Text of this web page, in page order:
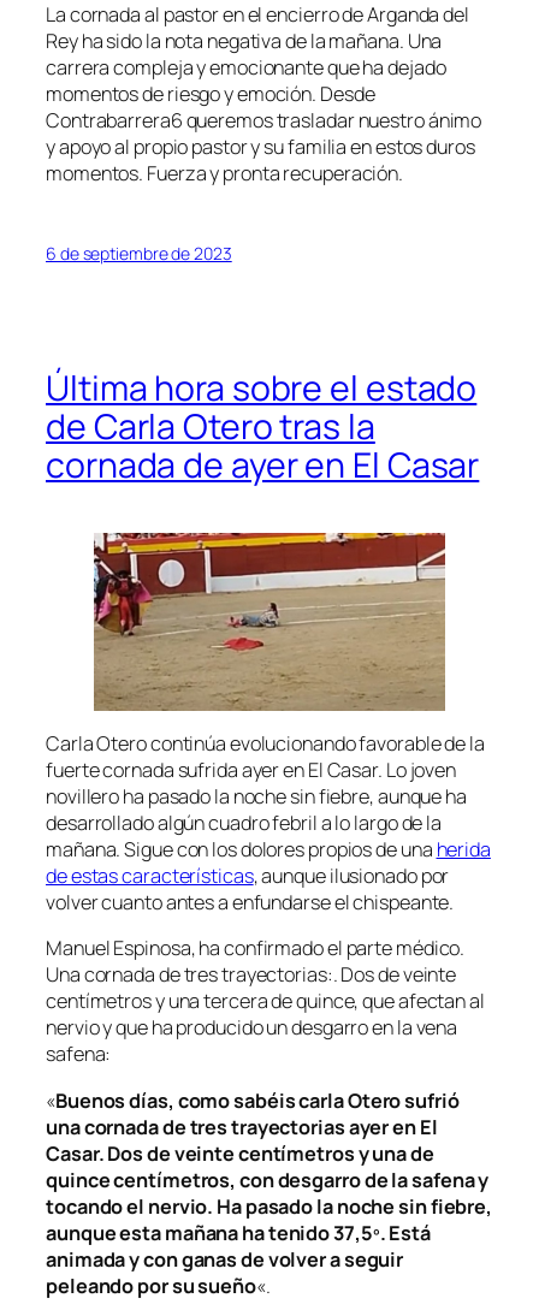
La cornada al pastor en el encierro de Arganda del
Rey ha sido la nota negativa de la mañana. Una
carrera compleja y emocionante que ha dejado
momentos de riesgo y emoción. Desde
Contrabarrera6 queremos trasladar nuestro ánimo
y apoyo al propio pastor y su familia en estos duros
momentos. Fuerza y pronta recuperación.
6 de septiembre de 2023
Última hora sobre el estado
de Carla Otero tras la
cornada de ayer en El Casar
Carla Otero continúa evolucionando favorable de la
fuerte cornada sufrida ayer en El Casar. Lo joven
novillero ha pasado la noche sin fiebre, aunque ha
desarrollado algún cuadro febril a lo largo de la
mañana. Sigue con los dolores propios de una herida
de estas características, aunque ilusionado por
volver cuanto antes a enfundarse el chispeante.
Manuel Espinosa, ha confirmado el parte médico.
Una cornada de tres trayectorias:. Dos de veinte
centímetros y una tercera de quince, que afectan al
nervio y que ha producido un desgarro en la vena
safena:
«Buenos días, como sabéis carla Otero sufrió
una cornada de tres trayectorias ayer en El
Casar. Dos de veinte centímetros y una de
quince centímetros, con desgarro de la safena y
tocando el nervio. Ha pasado la noche sin fiebre,
aunque esta mañana ha tenido 37,5º. Está
animada y con ganas de volver a seguir
peleando por su sueño«.